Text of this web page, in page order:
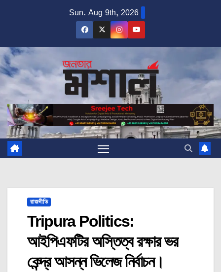
Sun. Aug 9th, 2026
রাজনীতি
Tripura Politics:
আইপিএফটির অস্তিত্ব রক্ষার ভর
কেন্দ্র আসন্ন ভিলেজ নির্বাচন।